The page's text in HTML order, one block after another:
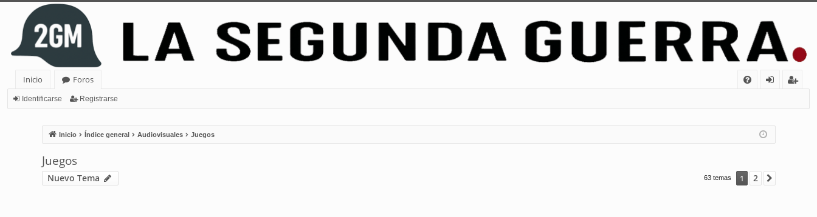
Inicio
Foros
rs
Identificarse Registrarse
Inicio Índice general Audiovisuales Juegos
Juegos
Nuevo Tema 63 temas 1 2